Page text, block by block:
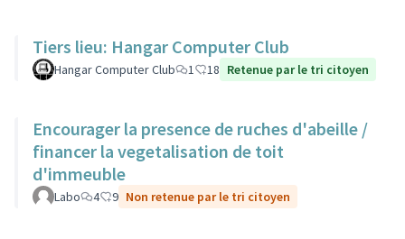
Tiers lieu: Hangar Computer Club
Hangar Computer Club 1 18 Retenue par le tri citoyen
Encourager la presence de ruches d'abeille /
financer la vegetalisation de toit
d'immeuble
Labo 4 9 Non retenue par le tri citoyen